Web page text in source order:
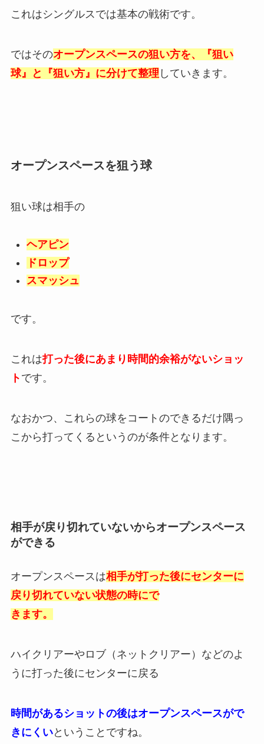
これはシングルスでは基本の戦術です。
ではそのオープンスペースの狙い方を、『狙い
球』と『狙い方』に分けて整理 していきます。
オープンスペースを狙う球
狙い球は相手の
ヘアピン
ドロップ
スマッシュ
です。
これは打った後にあまり時間的余裕がないショッ
ト です。
なおかつ、これらの球をコートのできるだけ隅っ
こから打ってくるというのが条件となります。
相手が戻り切れていないからオープンスペース
ができる
オープンスペースは相手が打った後にセンターに
戻り切れていない状態の時にで
きます。
ハイクリアーやロブ（ネットクリアー）などのよ
うに打った後にセンターに戻る
時間があるショットの後はオープンスペースがで
きにくいということですね。